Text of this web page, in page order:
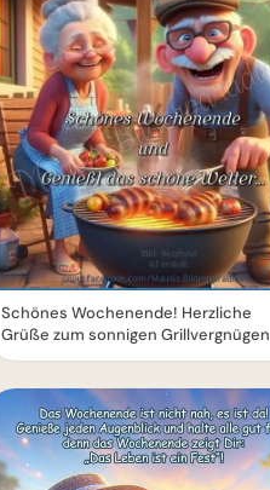
Schönes Wochenende! Herzliche
Grüße zum sonnigen Grillvergnügen